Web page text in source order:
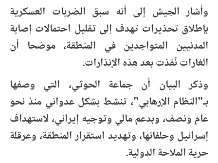
وأشار الجيش إلى أنه سبق الضربات العسكرية
بإطلاق تحذيرات تهدف إلى تقليل احتمالات إصابة
المدنيين المتواجدين في المنطقة، موضحا أن
الغارات نُفذت بعد هذه الإنذارات.
وذكر البيان أن جماعة الحوثي، التي وصفها
بـ"النظام الإرهابي"، تنشط بشكل عدواني منذ نحو
عام ونصف، وبدعم مالي وتوجيه إيراني، لاستهداف
إسرائيل وحلفائها، وتهديد استقرار المنطقة، وعرقلة
حرية الملاحة الدولية.